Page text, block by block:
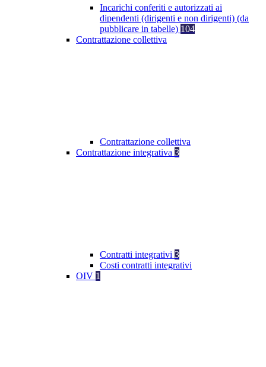
Incarichi conferiti e autorizzati ai
dipendenti (dirigenti e non dirigenti) (da
pubblicare in tabelle) 104
Contrattazione collettiva
Contrattazione collettiva
Contrattazione integrativa 3
Contratti integrativi 3
Costi contratti integrativi
OIV 1